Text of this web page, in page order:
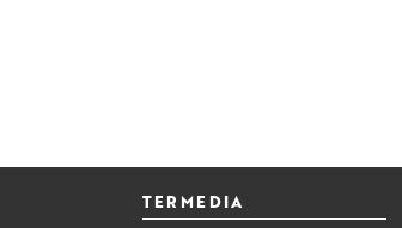
TERMEDIA